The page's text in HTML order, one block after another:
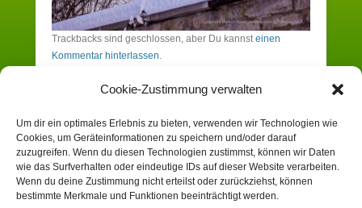
Cookie-Zustimmung verwalten
Um dir ein optimales Erlebnis zu bieten, verwenden wir Technologien wie
Cookies, um Geräteinformationen zu speichern und/oder darauf
zuzugreifen. Wenn du diesen Technologien zustimmst, können wir Daten
wie das Surfverhalten oder eindeutige IDs auf dieser Website verarbeiten.
Wenn du deine Zustimmung nicht erteilst oder zurückziehst, können
bestimmte Merkmale und Funktionen beeinträchtigt werden.
Trackbacks sind geschlossen, aber Du kannsteinen
Kommentar hinterlassen.
Du musst angemeldet sein, um einen
Kommentar zu erstellen.